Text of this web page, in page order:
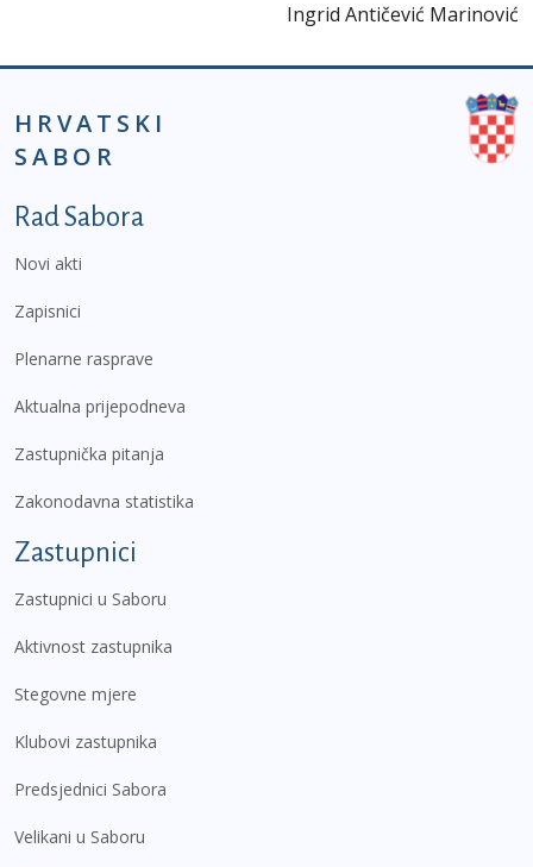
Ingrid Antičević Marinović
HRVATSKI
SABOR
Podnožje prvi izbornik
Rad Sabora
Novi akti
Zapisnici
Plenarne rasprave
Aktualna prijepodneva
Zastupnička pitanja
Zakonodavna statistika
Zastupnici
Zastupnici u Saboru
Aktivnost zastupnika
Stegovne mjere
Klubovi zastupnika
Predsjednici Sabora
Velikani u Saboru